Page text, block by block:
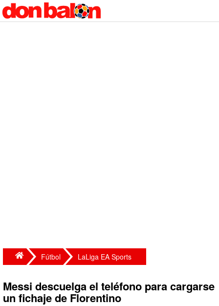
Fútbol LaLiga EA Sports
Messi descuelga el teléfono para cargarse
un fichaje de Florentino